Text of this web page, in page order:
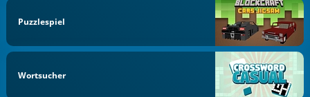
Puzzlespiel
Wortsucher